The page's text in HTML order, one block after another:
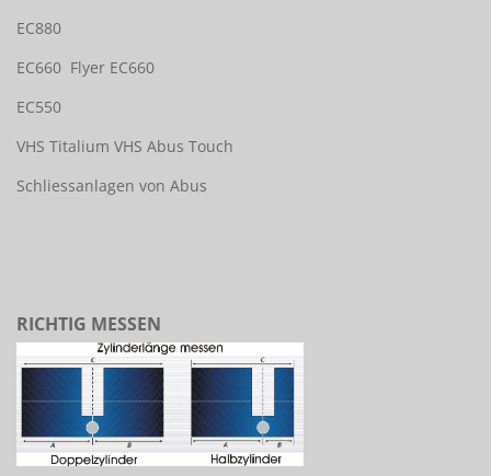
EC880
EC660 Flyer EC660
EC550
VHS Titalium VHS Abus Touch
Schliessanlagen von Abus
RICHTIG MESSEN